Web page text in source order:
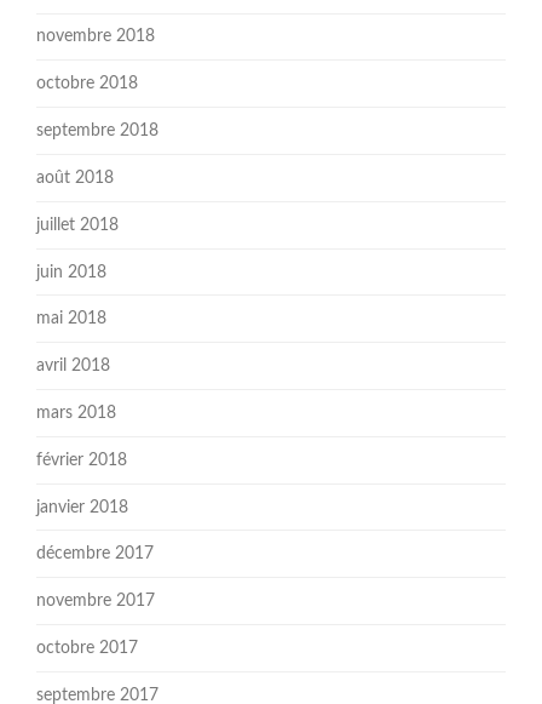
novembre 2018
octobre 2018
septembre 2018
août 2018
juillet 2018
juin 2018
mai 2018
avril 2018
mars 2018
février 2018
janvier 2018
décembre 2017
novembre 2017
octobre 2017
septembre 2017